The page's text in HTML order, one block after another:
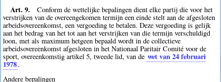
Art. 9.
Conform de wettelijke bepalingen dient elke partij die voor het
verstrijken van de overeengekomen termijn een einde stelt aan de afgesloten
arbeidsovereenkomst, een vergoeding te betalen. Deze vergoeding is gelijk
aan het bedrag van het tot aan het verstrijken van die termijn verschuldigd
loon, met als maximum hetgeen bepaald wordt in de collectieve
arbeidsovereenkomst afgesloten in het Nationaal Paritair Comité voor de
sport, overeenkomstig artikel 5, tweede lid, van de wet van 24 februari
1978.
Andere bepalingen